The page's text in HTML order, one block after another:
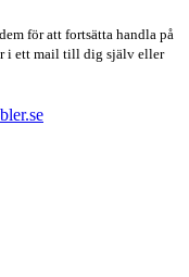
för att fortsätta handla på
i ett mail till dig själv eller